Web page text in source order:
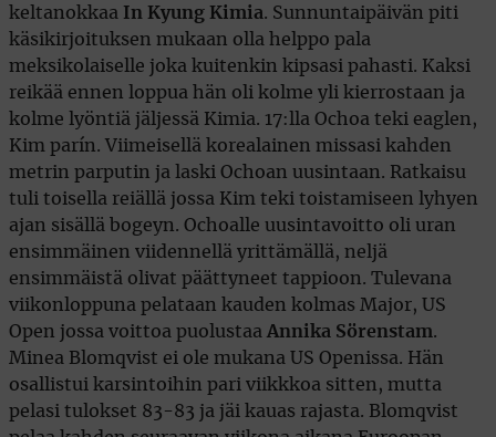
keltanokkaa
In Kyung Kimia. Sunnuntaipäivän piti
käsikirjoituksen mukaan olla helppo pala
meksikolaiselle joka kuitenkin kipsasi pahasti. Kaksi
reikää ennen loppua hän oli kolme yli kierrostaan ja
kolme lyöntiä jäljessä Kimia. 17:lla Ochoa teki eaglen,
Kim parín. Viimeisellä korealainen missasi kahden
metrin parputin ja laski Ochoan uusintaan. Ratkaisu
tuli toisella reiällä jossa Kim teki toistamiseen lyhyen
ajan sisällä bogeyn. Ochoalle uusintavoitto oli uran
ensimmäinen viidennellä yrittämällä, neljä
ensimmäistä olivat päättyneet tappioon. Tulevana
viikonloppuna pelataan kauden kolmas Major, US
Open jossa voittoa puolustaa Annika Sörenstam.
Minea Blomqvist ei ole mukana US Openissa. Hän
osallistui karsintoihin pari viikkkoa sitten, mutta
pelasi tulokset 83-83 ja jäi kauas rajasta. Blomqvist